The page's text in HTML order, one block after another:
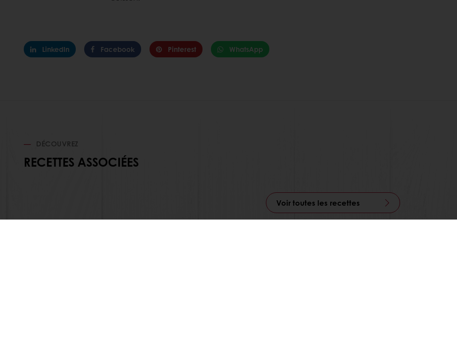
LinkedIn Facebook Pinterest WhatsApp
DÉCOUVREZ
RECETTES ASSOCIÉES
Voir toutes les recettes